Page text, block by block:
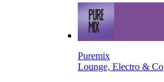
Puremix
Lounge, Electro & Co